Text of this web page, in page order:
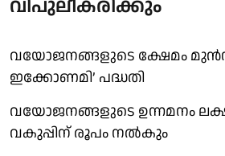
വിപുലീകരിക്കും
വയോജനങ്ങളുടെ ക്ഷേമം
ഇക്കോണമി’ പദ്ധതി
വയോജനങ്ങളുടെ ഉന്നമനം
വകുപ്പിന് രൂപം നൽകും